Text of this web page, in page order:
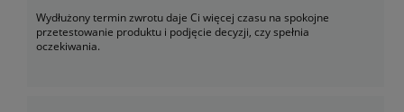
Wydłużony termin zwrotu daje Ci więcej czasu na spokojne
przetestowanie produktu i podjęcie decyzji, czy spełnia
oczekiwania.